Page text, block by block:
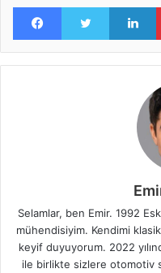
FacebookTwitter
Selamlar, ben Emir. 1992
mühendisiyim. Kendimi
keyif duyuyorum. 2022
ile birlikte sizlere otomotiv